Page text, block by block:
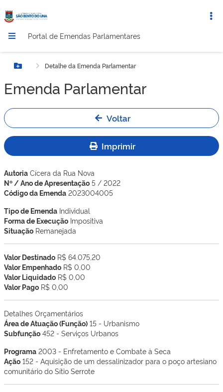
Portal de Emendas Parlamentares
Botão MenuDetalhe da Emenda Parlamentar
Emenda Parlamentar
Voltar
Imprimir
Autoria Cícera da Rua Nova
Nº / Ano de Apresentação 5 / 2022
Código da Emenda 2023004005
Tipo de Emenda Individual
Forma de Execução Impositiva
Situação Remanejada
Valor Destinado R$ 64.075,20
Valor Empenhado R$ 0,00
Valor Liquidado R$ 0,00
Valor Pago R$ 0,00
Detalhes Orçamentários
Área de Atuação (Função) 15 - Urbanismo
Subfunção 452 - Serviços Urbanos
Programa 2003 - Enfretamento e Combate à Seca
Ação 152 - Aquisição de um dessalinizador para o poço artesiano
comunitário do Sítio Serrote